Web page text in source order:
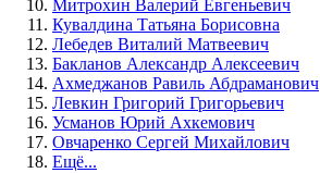
Митрохин Валерий Евгеньевич
Кувалдина Татьяна Борисовна
Лебедев Виталий Матвеевич
Бакланов Александр Алексеевич
Ахмеджанов Равиль Абдраманович
Левкин Григорий Григорьевич
Усманов Юрий Ахкемович
Овчаренко Сергей Михайлович
Ещё...